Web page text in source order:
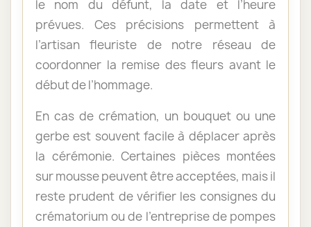
le nom du défunt, la date et l’heure
prévues. Ces précisions permettent à
l’artisan fleuriste de notre réseau de
coordonner la remise des fleurs avant le
début de l’hommage.
En cas de crémation, un bouquet ou une
gerbe est souvent facile à déplacer après
la cérémonie. Certaines pièces montées
sur mousse peuvent être acceptées, mais il
reste prudent de vérifier les consignes du
crématorium ou de l’entreprise de pompes